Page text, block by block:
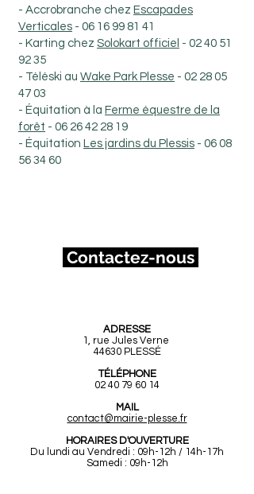
- Accrobranche chez Escapades
Verticales - 06 16 99 81 41
- Karting chez Solokart officiel - 02 40 51
92 35
- Téléski au Wake Park Plesse - 02 28 05
47 03
- Équitation à la Ferme équestre de la
forêt - 06 26 42 28 19
- Équitation Les jardins du Plessis - 06 08
56 34 60
Contactez-nous
ADRESSE
1, rue Jules Verne
44630 PLESSÉ
TÉLÉPHONE
02 40 79 60 14
MAIL
contact@mairie-plesse.fr
HORAIRES D'OUVERTURE
Du lundi au Vendredi : 09h-12h / 14h-17h
Samedi : 09h-12h